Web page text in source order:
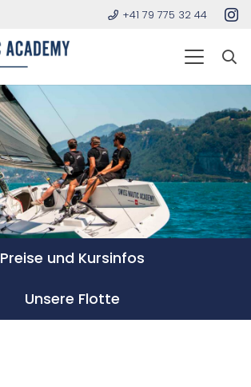
+41 79 775 32 44
Preise und Kursinfos
Unsere Flotte